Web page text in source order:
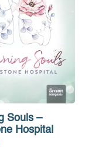
Souls –
Hospital